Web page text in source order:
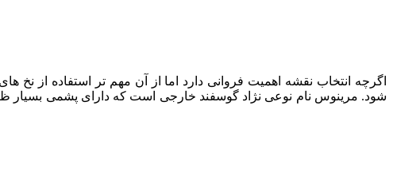
اگرچه انتخاب نقشه اهمیت فروانی دارد اما از آن مهم تر استفاده از